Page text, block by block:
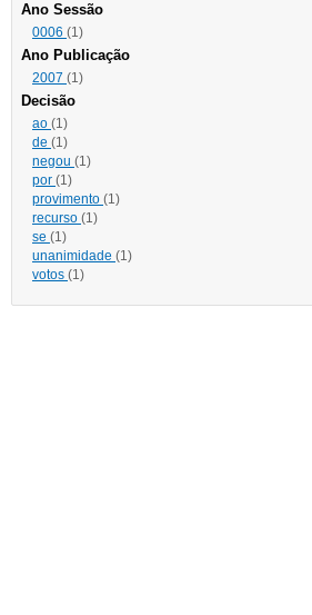
Ano Sessão
0006 (1)
Ano Publicação
2007 (1)
Decisão
ao (1)
de (1)
negou (1)
por (1)
provimento (1)
recurso (1)
se (1)
unanimidade (1)
votos (1)